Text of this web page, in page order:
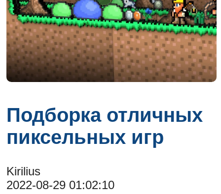
Подборка отличных
пиксельных игр
Kirilius
2022-08-29 01:02:10